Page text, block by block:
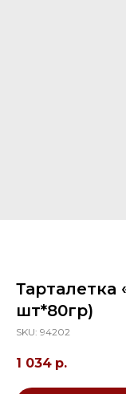
Тарталетка
шт*80гр)
SKU: 94202
1 034 р.